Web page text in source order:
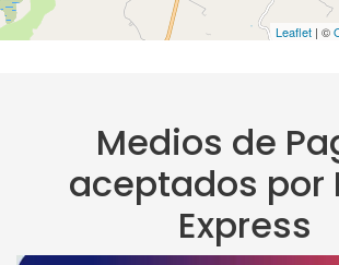
Leaflet | ©
Medios de
aceptados por
Express